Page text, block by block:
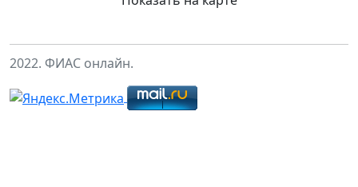
2022. ФИАС онлайн.